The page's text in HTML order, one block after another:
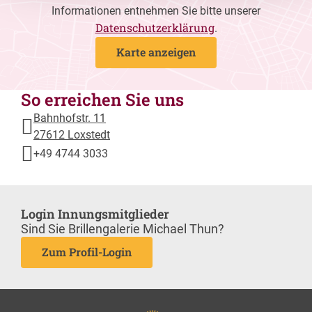
Informationen entnehmen Sie bitte unserer
Datenschutzerklärung.
Karte anzeigen
So erreichen Sie uns
Bahnhofstr. 11
27612 Loxstedt
+49 4744 3033
Login Innungsmitglieder
Sind Sie Brillengalerie Michael Thun?
Zum Profil-Login